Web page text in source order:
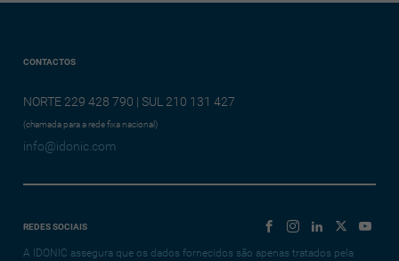
CONTACTOS
NORTE 229 428 790 | SUL 210 131 427
(chamada para a rede fixa nacional)
info@idonic.com
REDES SOCIAIS
A IDONIC assegura que os dados fornecidos são apenas tratados pela